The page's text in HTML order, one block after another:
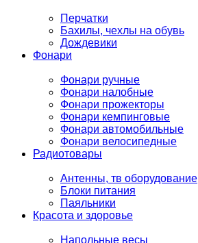
Перчатки
Бахилы, чехлы на обувь
Дождевики
Фонари
Фонари ручные
Фонари налобные
Фонари прожекторы
Фонари кемпинговые
Фонари автомобильные
Фонари велосипедные
Радиотовары
Антенны, тв оборудование
Блоки питания
Паяльники
Красота и здоровье
Напольные весы